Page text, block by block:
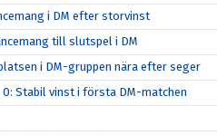
i DM efter storvinst
till slutspel i DM
i DM-gruppen nära efter seger
0: Stabil vinst i första DM-matchen